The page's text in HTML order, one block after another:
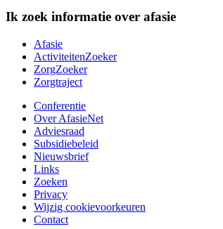
Ik zoek informatie over afasie
Afasie
ActiviteitenZoeker
ZorgZoeker
Zorgtraject
Conferentie
Over AfasieNet
Adviesraad
Subsidiebeleid
Nieuwsbrief
Links
Zoeken
Privacy
Wijzig cookievoorkeuren
Contact